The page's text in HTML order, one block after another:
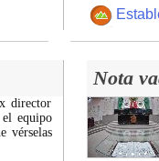
Nota
director
equipo
vérselas